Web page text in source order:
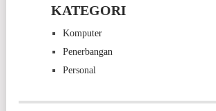
KATEGORI
Komputer
Penerbangan
Personal